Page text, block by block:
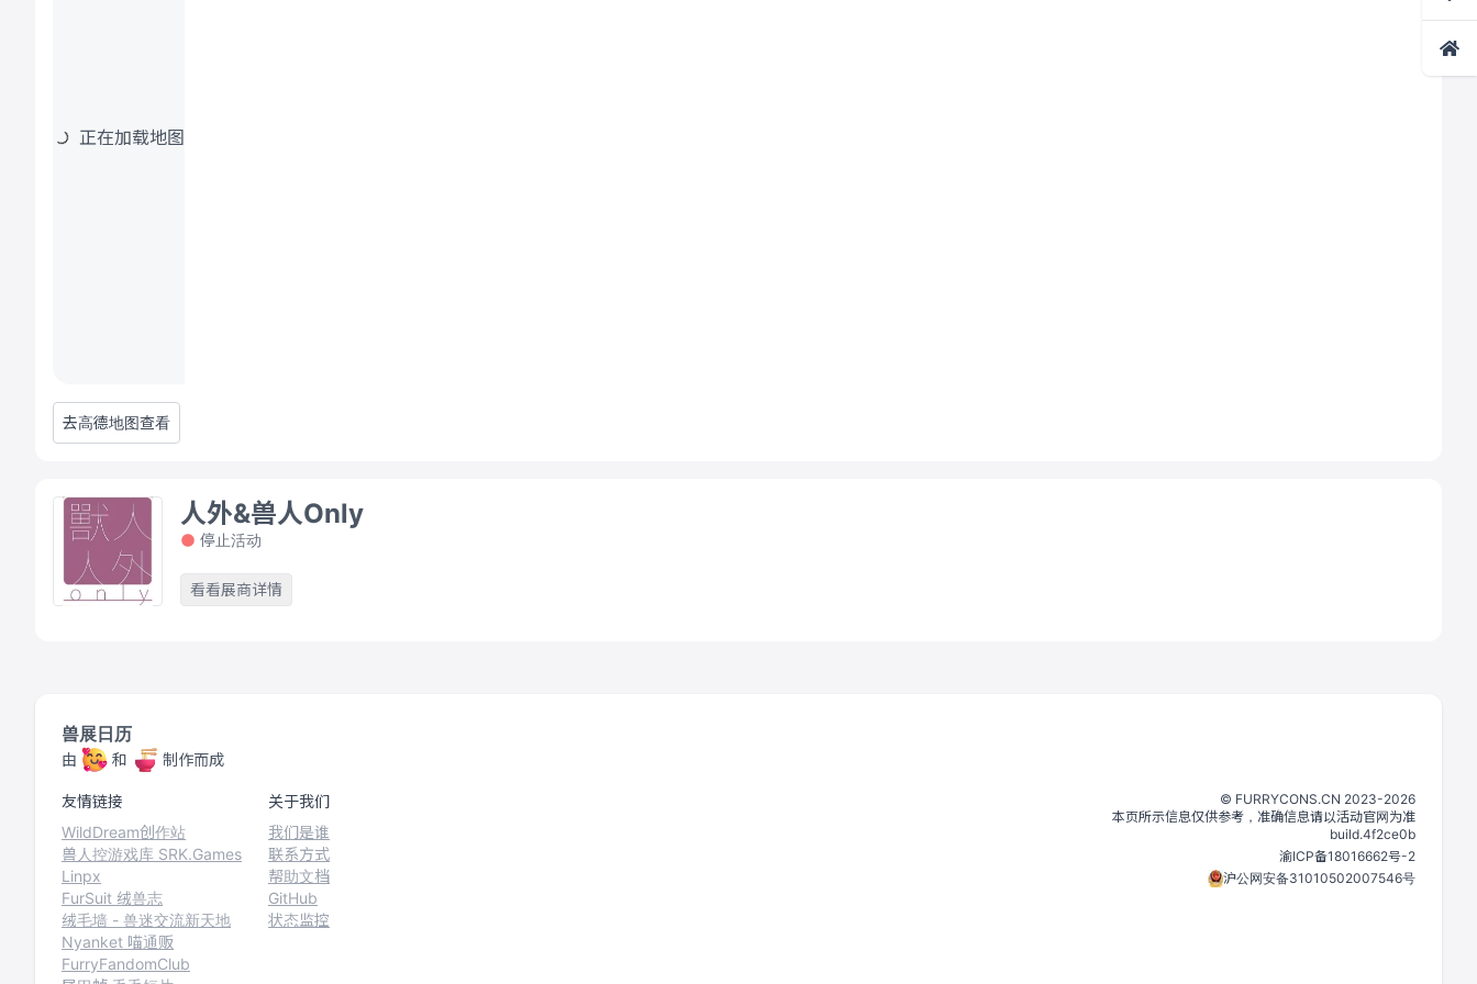
正在加载地图
去高德地图查看
人外&兽人Only
停止活动
看看展商详情
兽展日历
由 和 制作而成
友情链接
WildDream创作站
兽人控游戏库 SRK.Games
Linpx
FurSuit 绒兽志
绒毛墙 - 兽迷交流新天地
Nyanket 喵通贩
FurryFandomClub
关于我们
我们是谁
联系方式
帮助文档
GitHub
状态监控
©️ FURRYCONS.CN 2023-2026
本页所示信息仅供参考，准确信息请以活动官网为准
build.4f2ce0b
渝ICP备18016662号-2
沪公网安备31010502007546号